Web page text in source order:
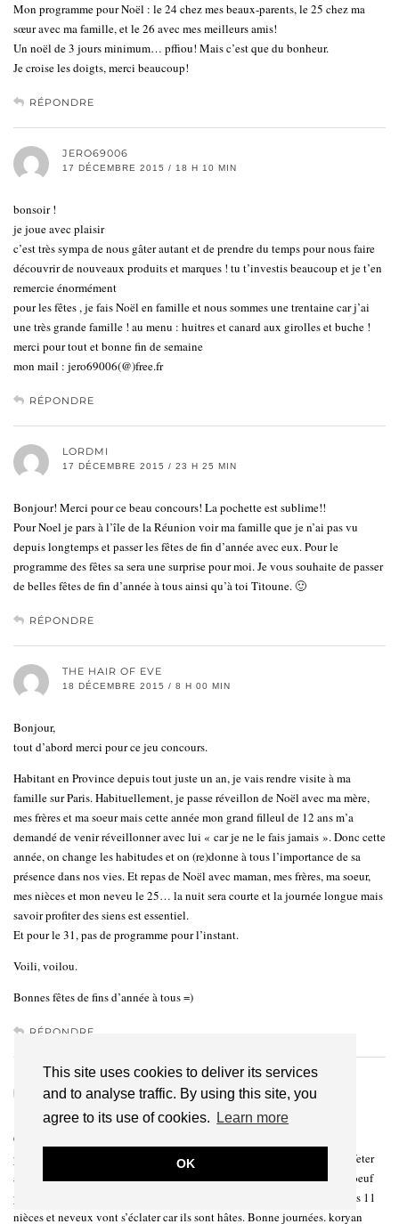
This site uses cookies to deliver its services
and to analyse traffic. By using this site, you
agree to its use of cookies.
Learn more
OK
Mon programme pour Noël : le 24 chez mes beaux-parents, le 25 chez ma
sœur avec ma famille, et le 26 avec mes meilleurs amis!
Un noël de 3 jours minimum… pffiou! Mais c’est que du bonheur.
Je croise les doigts, merci beaucoup!
RÉPONDRE
JERO69006
17 DÉCEMBRE 2015 / 18 H 10 MIN
bonsoir !
je joue avec plaisir
c’est très sympa de nous gâter autant et de prendre du temps pour nous faire
découvrir de nouveaux produits et marques ! tu t’investis beaucoup et je t’en
remercie énormément
pour les fêtes , je fais Noël en famille et nous sommes une trentaine car j’ai
une très grande famille ! au menu : huitres et canard aux girolles et buche !
merci pour tout et bonne fin de semaine
mon mail : jero69006(@)free.fr
RÉPONDRE
LORDMI
17 DÉCEMBRE 2015 / 23 H 25 MIN
Bonjour! Merci pour ce beau concours! La pochette est sublime!!
Pour Noel je pars à l’île de la Réunion voir ma famille que je n’ai pas vu
depuis longtemps et passer les fêtes de fin d’année avec eux. Pour le
programme des fêtes sa sera une surprise pour moi. Je vous souhaite de passer
de belles fêtes de fin d’année à tous ainsi qu’à toi Titoune. 🙂
RÉPONDRE
THE HAIR OF EVE
18 DÉCEMBRE 2015 / 8 H 00 MIN
Bonjour,
tout d’abord merci pour ce jeu concours.
Habitant en Province depuis tout juste un an, je vais rendre visite à ma
famille sur Paris. Habituellement, je passe réveillon de Noël avec ma mère,
mes frères et ma soeur mais cette année mon grand filleul de 12 ans m’a
demandé de venir réveillonner avec lui « car je ne le fais jamais ». Donc cette
année, on change les habitudes et on (re)donne à tous l’importance de sa
présence dans nos vies. Et repas de Noël avec maman, mes frères, ma soeur,
mes nièces et mon neveu le 25… la nuit sera courte et la journée longue mais
savoir profiter des siens est essentiel.
Et pour le 31, pas de programme pour l’instant.
Voili, voilou.
Bonnes fêtes de fins d’année à tous =)
RÉPONDRE
18 DÉCEMBRE 2015 / 11 H 54 MIN
Coucou je ne sais pas si c’est ici qu’il faut laisser un commentaire pour
participer ? Je participe au concours, mon programme de Noel, et de le feter
avec mes freres et soeurs. Au repas crevette foie gras, saumon rotie de boeuf
pomme de terre, haricot, et bûche. Un repas banal, mais je pense que mes 11
nièces et neveux vont s’éclater car ils sont hâtes. Bonne journées. koryan